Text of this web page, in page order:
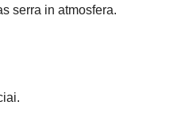
serra in atmosfera.